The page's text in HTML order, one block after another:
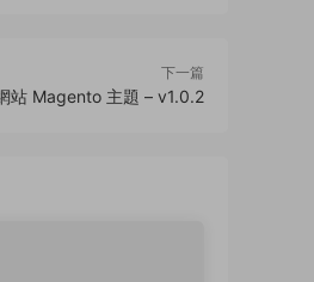
下一篇
站 Magento 主題 – v1.0.2